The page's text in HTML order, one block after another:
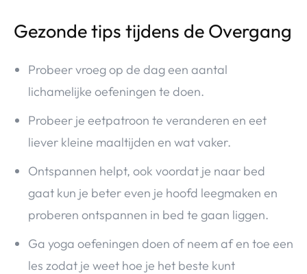
Gezonde tips tijdens de Overgang
Probeer vroeg op de dag een aantal
lichamelijke oefeningen te doen.
Probeer je eetpatroon te veranderen en eet
liever kleine maaltijden en wat vaker.
Ontspannen helpt, ook voordat je naar bed
gaat kun je beter even je hoofd leegmaken en
proberen ontspannen in bed te gaan liggen.
Ga yoga oefeningen doen of neem af en toe een
les zodat je weet hoe je het beste kunt